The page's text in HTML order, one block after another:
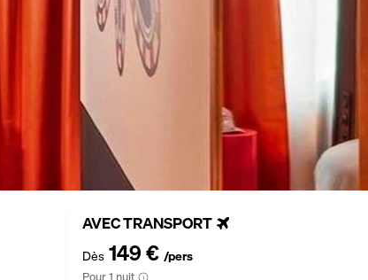
AVEC TRANSPORT
Dès 149 € /pers
Pour 1 nuit